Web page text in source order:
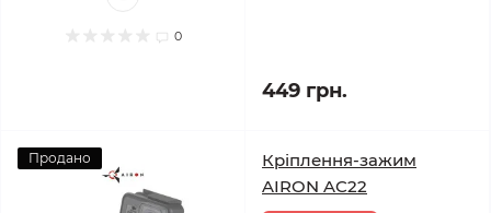
0
449 грн.
Продано
Кріплення-зажим
AIRON AC22